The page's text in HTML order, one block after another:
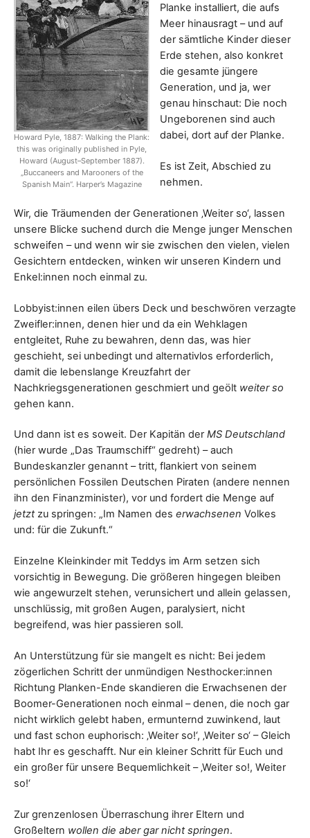
Howard Pyle, 1887: Walking the Plank:
this was originally published in Pyle,
Howard (August–September 1887).
„Buccaneers and Marooners of the
Spanish Main“. Harper’s Magazine
Planke installiert, die aufs
Meer hinausragt – und auf
der sämtliche Kinder dieser
Erde stehen, also konkret
die gesamte jüngere
Generation, und ja, wer
genau hinschaut: Die noch
Ungeborenen sind auch
dabei, dort auf der Planke.
Es ist Zeit, Abschied zu
nehmen.
Wir, die Träumenden der Generationen ‚Weiter so‘, lassen
unsere Blicke suchend durch die Menge junger Menschen
schweifen – und wenn wir sie zwischen den vielen, vielen
Gesichtern entdecken, winken wir unseren Kindern und
Enkel:innen noch einmal zu.
Lobbyist:innen eilen übers Deck und beschwören verzagte
Zweifler:innen, denen hier und da ein Wehklagen
entgleitet, Ruhe zu bewahren, denn das, was hier
geschieht, sei unbedingt und alternativlos erforderlich,
damit die lebenslange Kreuzfahrt der
Nachkriegsgenerationen geschmiert und geölt weiter so
gehen kann.
Und dann ist es soweit. Der Kapitän der MS Deutschland
(hier wurde „Das Traumschiff“ gedreht) – auch
Bundeskanzler genannt – tritt, flankiert von seinem
persönlichen Fossilen Deutschen Piraten (andere nennen
ihn den Finanzminister), vor und fordert die Menge auf
jetztzu springen: „Im Namen des erwachsenen Volkes
und: für die Zukunft.“
Einzelne Kleinkinder mit Teddys im Arm setzen sich
vorsichtig in Bewegung. Die größeren hingegen bleiben
wie angewurzelt stehen, verunsichert und allein gelassen,
unschlüssig, mit großen Augen, paralysiert, nicht
begreifend, was hier passieren soll.
An Unterstützung für sie mangelt es nicht: Bei jedem
zögerlichen Schritt der unmündigen Nesthocker:innen
Richtung Planken-Ende skandieren die Erwachsenen der
Boomer-Generationen noch einmal – denen, die noch gar
nicht wirklich gelebt haben, ermunternd zuwinkend, laut
und fast schon euphorisch: ‚Weiter so!‘, ‚Weiter so‘ – Gleich
habt Ihr es geschafft. Nur ein kleiner Schritt für Euch und
ein großer für unsere Bequemlichkeit – ‚Weiter so!, Weiter
so!‘
Zur grenzenlosen Überraschung ihrer Eltern und
Großeltern wollen die aber gar nicht springen.